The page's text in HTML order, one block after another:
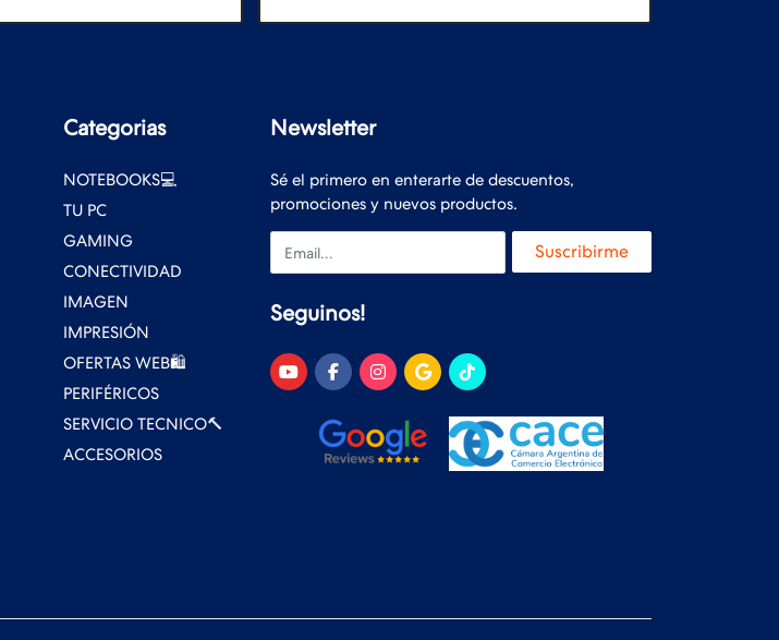
Categorias
NOTEBOOKS💻
TU PC
GAMING
CONECTIVIDAD
IMAGEN
IMPRESIÓN
OFERTAS WEB🛍️
PERIFÉRICOS
SERVICIO TECNICO🔨
ACCESORIOS
Newsletter
Sé el primero en enterarte de descuentos,
promociones y nuevos productos.
Email Suscribirme
Seguinos!